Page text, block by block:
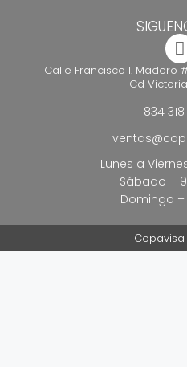
Calle Francisco I. Madero
Cd
834
Lunes a
Sábado –
Domingo